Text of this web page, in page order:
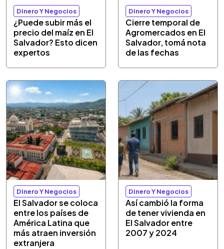
Dinero Y Negocios
¿Puede subir más el
precio del maíz en El
Salvador? Esto dicen
expertos
Dinero Y Negocios
Cierre temporal de
Agromercados en El
Salvador, tomá nota
de las fechas
Dinero Y Negocios
El Salvador se coloca
entre los países de
América Latina que
más atraen inversión
extranjera
Dinero Y Negocios
Así cambió la forma
de tener vivienda en
El Salvador entre
2007 y 2024